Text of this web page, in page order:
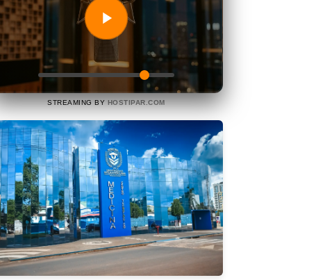
STREAMING BY HOSTIPAR.COM